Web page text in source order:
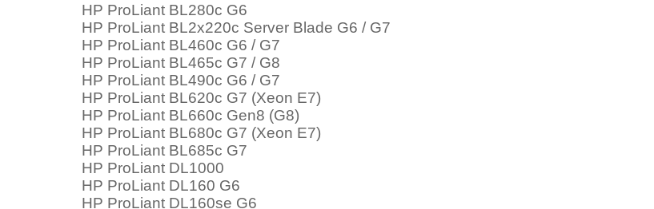
HP ProLiant BL280c G6
HP ProLiant BL2x220c Server Blade G6 / G7
HP ProLiant BL460c G6 / G7
HP ProLiant BL465c G7 / G8
HP ProLiant BL490c G6 / G7
HP ProLiant BL620c G7 (Xeon E7)
HP ProLiant BL660c Gen8 (G8)
HP ProLiant BL680c G7 (Xeon E7)
HP ProLiant BL685c G7
HP ProLiant DL1000
HP ProLiant DL160 G6
HP ProLiant DL160se G6